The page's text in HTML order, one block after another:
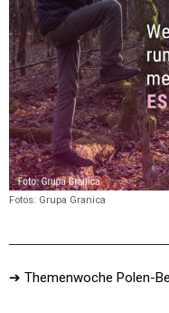
Fotos: Grupa Granica
➔ Themenwoche Polen-